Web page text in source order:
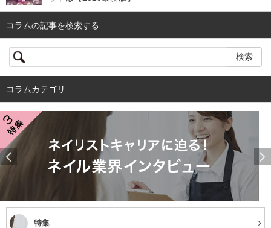
コラムの記事を検索する
コラムカテゴリ
特集